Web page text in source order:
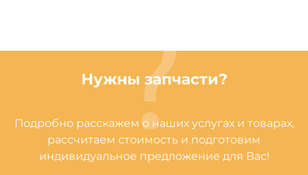
Нужны запчасти?
Подробно расскажем о наших услугах и товарах,
рассчитаем стоимость и подготовим
индивидуальное предложение для Вас!